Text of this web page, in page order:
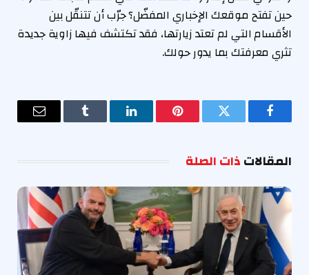
حين تفتح موقعك الإخباري المفضّل؟ جرّب أن تتنقّل بين
الأقسام التي لم تعتد زيارتها، فقد تكتشف فيها زاوية جديدة
تثري معرفتك بما يدور حولك.
فيسبوك تويتر بينتيريستلينكدإن Tumblr
البريد
المقالاتذات الصلة